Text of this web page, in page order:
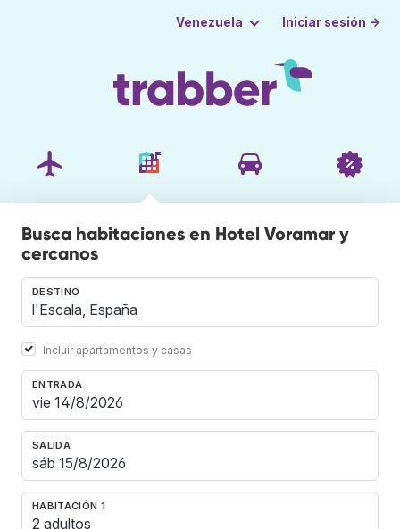
Venezuela Iniciar sesión →
Busca habitaciones en Hotel Voramar y
cercanos
DESTINO
Incluir apartamentos y casas
ENTRADA
SALIDA
HABITACIÓN 1
2 adultos